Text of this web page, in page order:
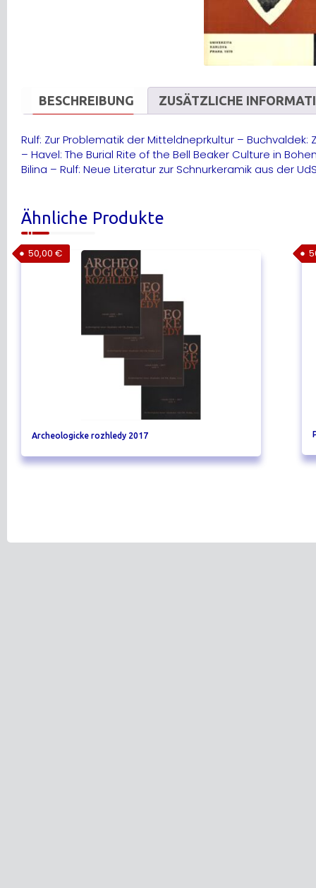
BESCHREIBUNG ZUSÄTZLICHE
Rulf: Zur Problematik der Mitteldneprkultur –
– Havel: The Burial Rite of the Bell Beaker Culture in
Bilina – Rulf: Neue Literatur zur Schnurkeramik aus der
Ähnliche Produkte
Archeologicke rozhledy 2017
50,00 €